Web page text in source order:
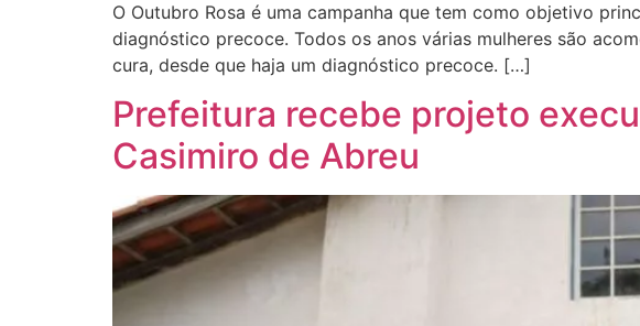
O Outubro Rosa é uma campanha que tem como objetivo
diagnóstico precoce. Todos os anos várias mulheres são
cura, desde que haja um diagnóstico precoce. […]
Prefeitura recebe projeto
Casimiro de Abreu